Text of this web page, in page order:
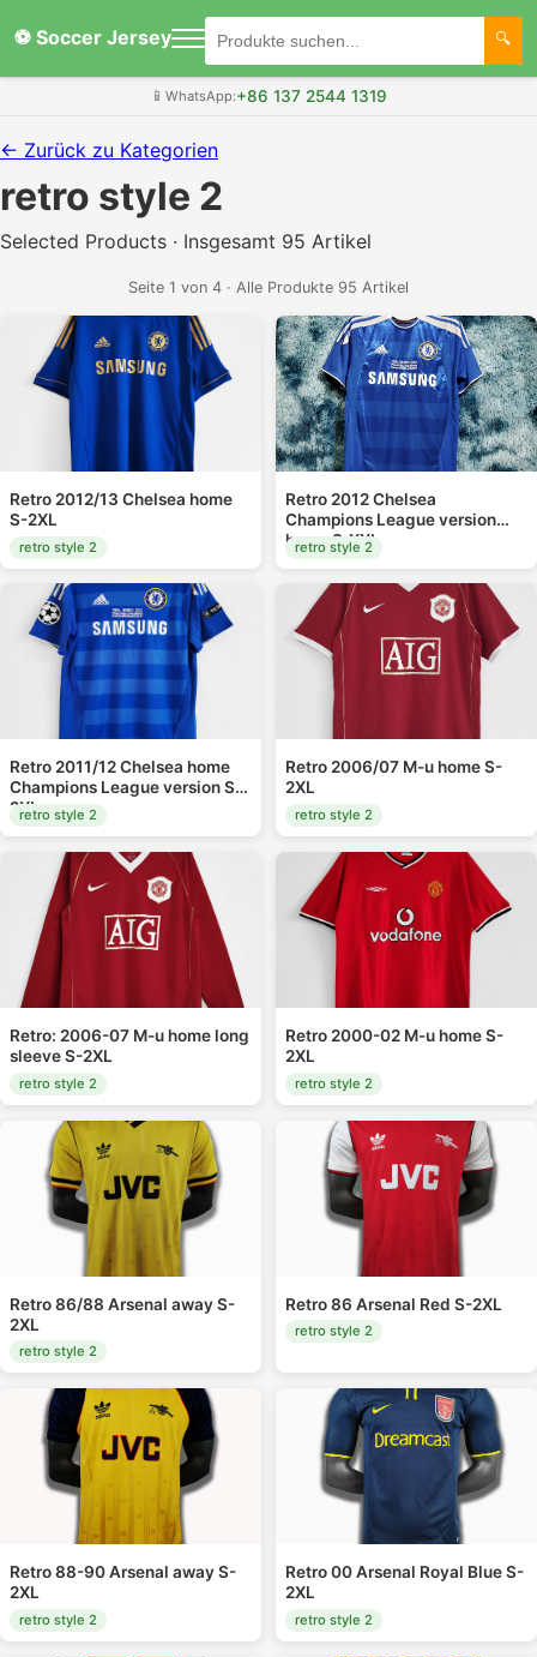
⚽ Soccer Jersey
📱 WhatsApp:+86 137 2544 1319
← Zurück zu Kategorien
retro style 2
Selected Products · Insgesamt 95 Artikel
Seite 1 von 4 · Alle Produkte 95 Artikel
Retro 2012/13 Chelsea home
S-2XL
retro style 2
Retro 2012 Chelsea
Champions League version
home S-XXL
retro style 2
Retro 2011/12 Chelsea home
Champions League version S-
2XL
retro style 2
Retro 2006/07 M-u home S-
2XL
retro style 2
Retro: 2006-07 M-u home long
sleeve S-2XL
retro style 2
Retro 2000-02 M-u home S-
2XL
retro style 2
Retro 86/88 Arsenal away S-
2XL
retro style 2
Retro 86 Arsenal Red S-2XL
retro style 2
Retro 88-90 Arsenal away S-
2XL
retro style 2
Retro 00 Arsenal Royal Blue S-
2XL
retro style 2